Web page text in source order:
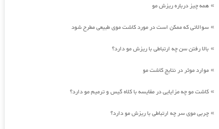
» همه چیز درباره ریزش مو
» سوالاتی که ممکن است در مورد کاشت موی طبیعی مطرح شود
» بالا رفتن سن چه ارتباطی با ریزش مو دارد؟
» موارد موثر در نتایج کاشت مو
» کاشت مو چه مزایایی در مقایسه با کلاه گیس و ترمیم مو دارد؟
» چربی موی سر چه ارتباطی با ریزش مو دارد؟